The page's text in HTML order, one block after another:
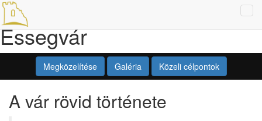
Essegvár
Megközelítése Galéria Közeli célpontok
A vár rövid története